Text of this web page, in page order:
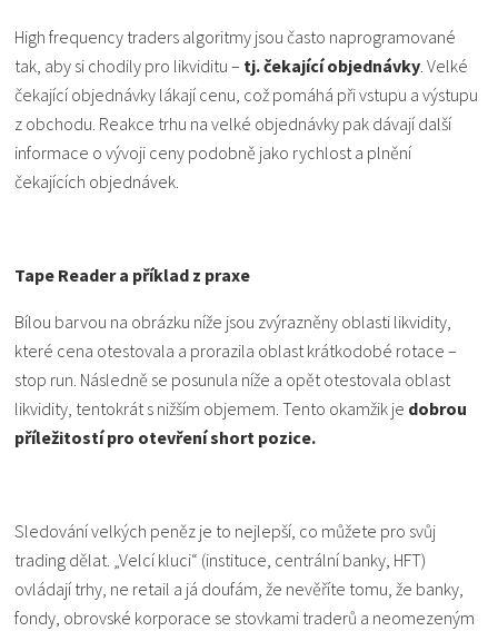
High frequency traders algoritmy jsou často naprogramované
tak, aby si chodily pro likviditu – tj. čekající objednávky . Velké
čekající objednávky lákají cenu, což pomáhá při vstupu a výstupu
z obchodu. Reakce trhu na velké objednávky pak dávají další
informace o vývoji ceny podobně jako rychlost a plnění
čekajících objednávek.
Tape Reader a příklad z praxe
Bílou barvou na obrázku níže jsou zvýrazněny oblasti likvidity,
které cena otestovala a prorazila oblast krátkodobé rotace –
stop run. Následně se posunula níže a opět otestovala oblast
likvidity, tentokrát s nižším objemem. Tento okamžik je dobrou
příležitostí pro otevření short pozice.
Sledování velkých peněz je to nejlepší, co můžete pro svůj
trading dělat. „Velcí kluci“ (instituce, centrální banky, HFT)
ovládají trhy, ne retail a já doufám, že nevěříte tomu, že banky,
fondy, obrovské korporace se stovkami traderů a neomezeným